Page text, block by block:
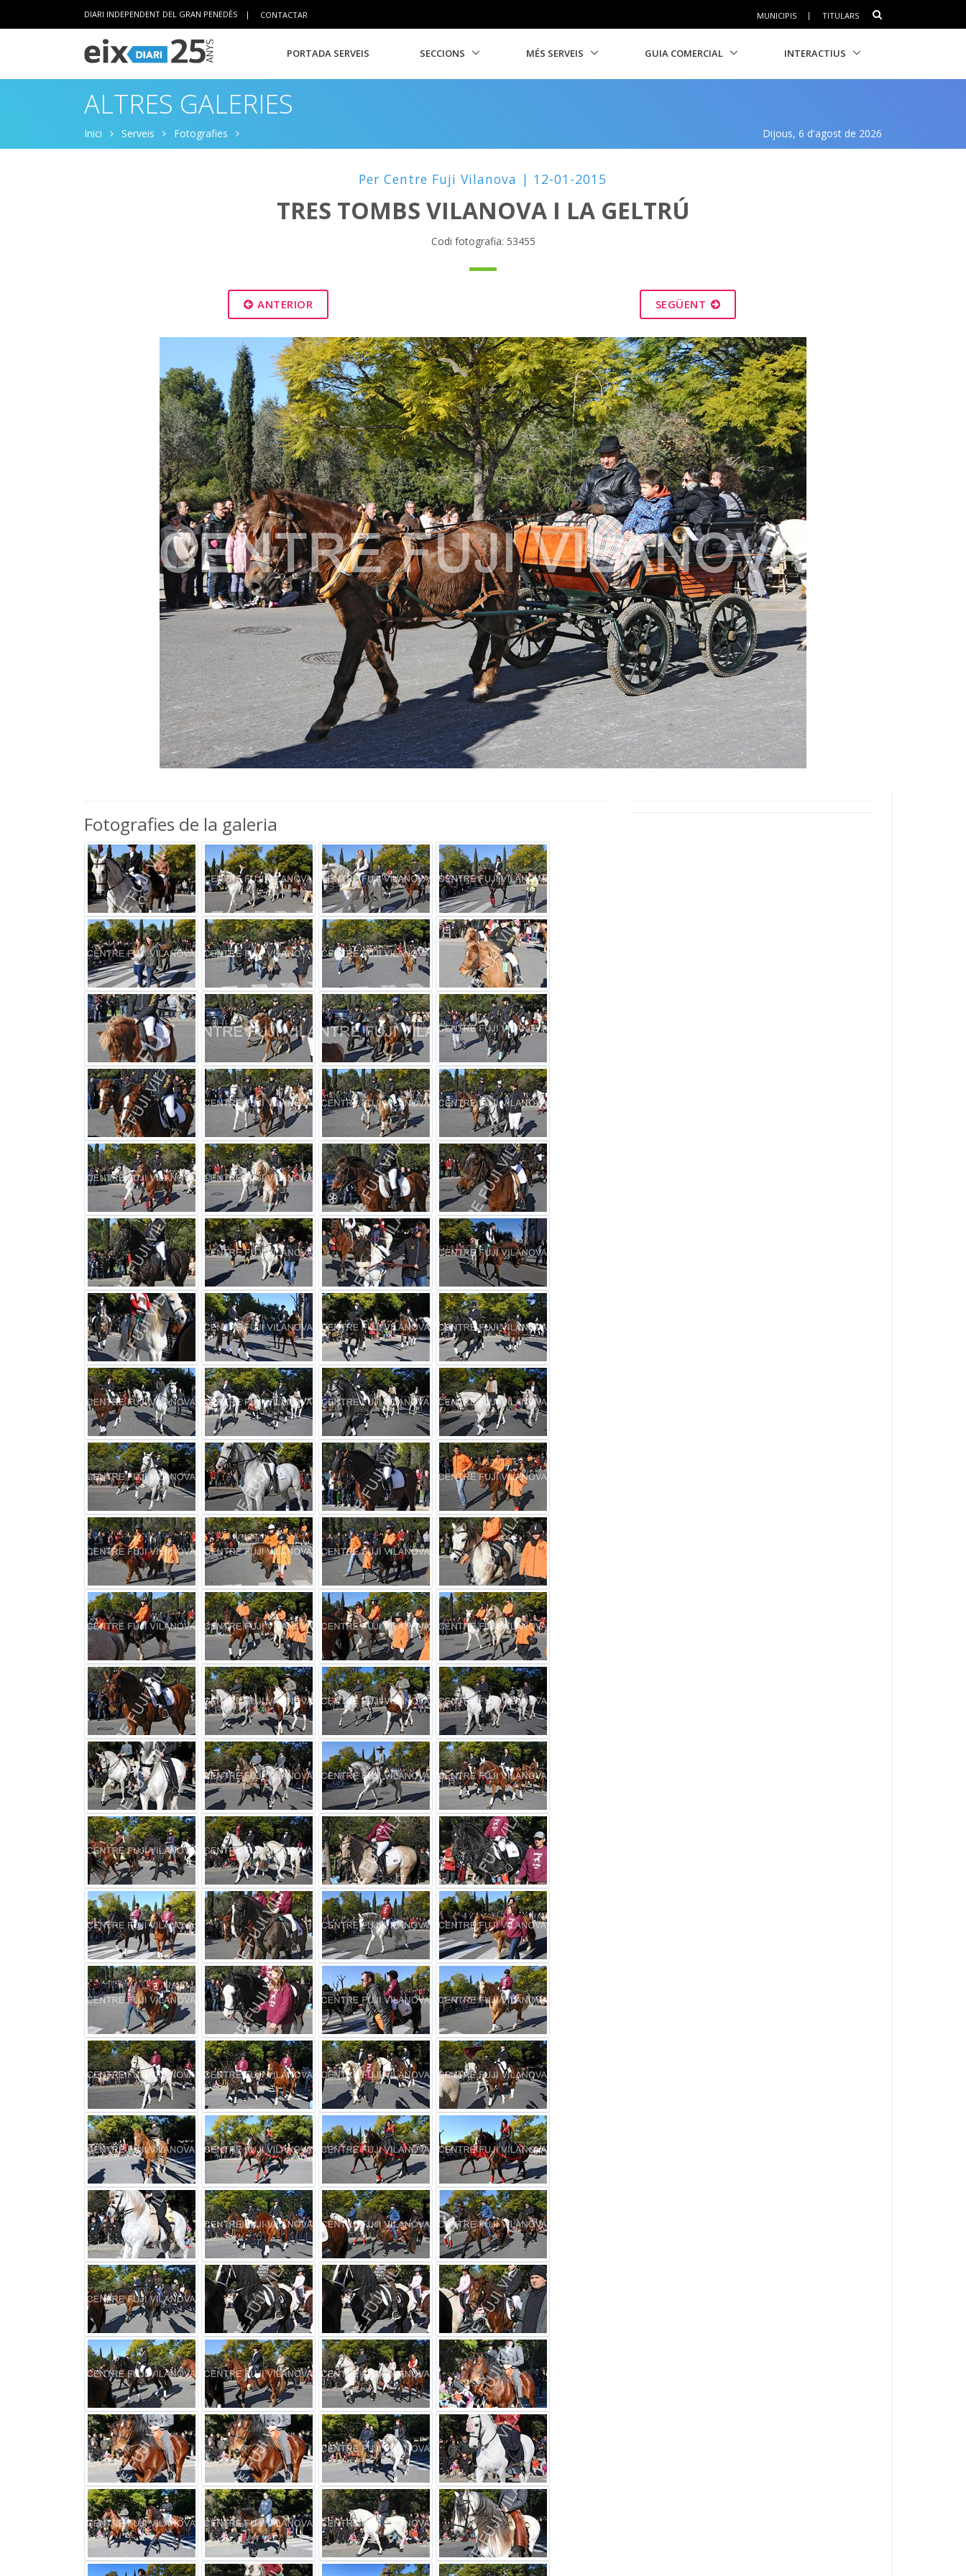
DIARI INDEPENDENT DEL GRAN PENEDÈS | CONTACTAR MUNICIPIS | TITULARS
PORTADA SERVEIS SECCIONS MÉS SERVEIS GUIA COMERCIAL INTERACTIUS
ALTRES GALERIES
Inici Serveis Fotografies Dijous, 6 d'agost de 2026
Per Centre Fuji Vilanova | 12-01-2015
TRES TOMBS VILANOVA I LA GELTRÚ
Codi fotografia: 53455
ANTERIOR SEGÜENT
Fotografies de la galeria